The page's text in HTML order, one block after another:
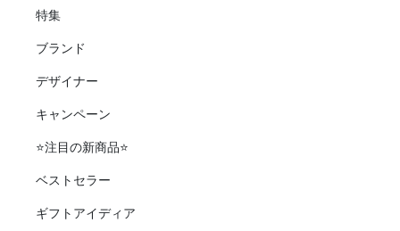
特集
ブランド
デザイナー
キャンペーン
⭐️注目の新商品⭐️
ベストセラー
ギフトアイディア